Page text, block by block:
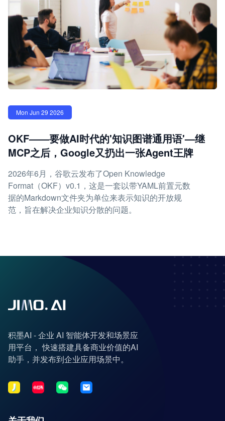
Mon Jun 29 2026
OKF——要做AI时代的'知识图谱通用语'—继
MCP之后，Google又扔出一张Agent王牌
2026年6月，谷歌云发布了Open Knowledge
Format（OKF）v0.1，这是一套以带YAML前置元数
据的Markdown文件夹为单位来表示知识的开放规
范，旨在解决企业知识分散的问题。
积墨AI - 企业 AI 智能体开发和场景应
用平台， 快速搭建具备商业价值的AI
助手，并发布到企业应用场景中。